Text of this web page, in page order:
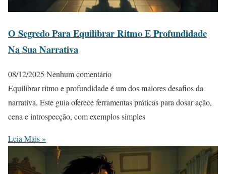
O Segredo Para Equilibrar Ritmo E Profundidade
Na Sua Narrativa
08/12/2025 Nenhum comentário
Equilibrar ritmo e profundidade é um dos maiores desafios da
narrativa. Este guia oferece ferramentas práticas para dosar ação,
cena e introspecção, com exemplos simples
Leia Mais »